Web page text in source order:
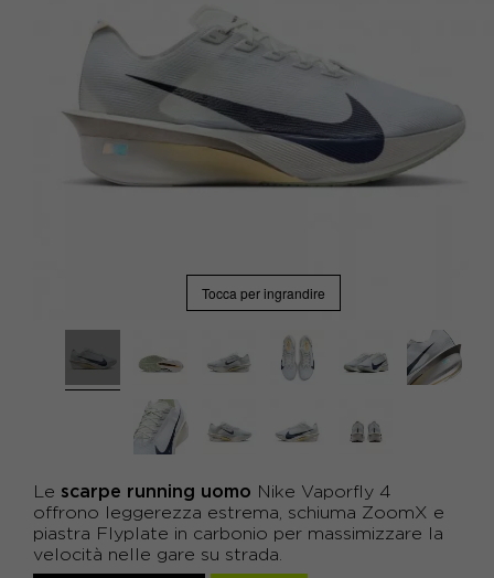
Tocca per ingrandire
Le scarpe running uomo Nike Vaporfly 4
offrono leggerezza estrema, schiuma ZoomX e
piastra Flyplate in carbonio per massimizzare la
velocità nelle gare su strada.